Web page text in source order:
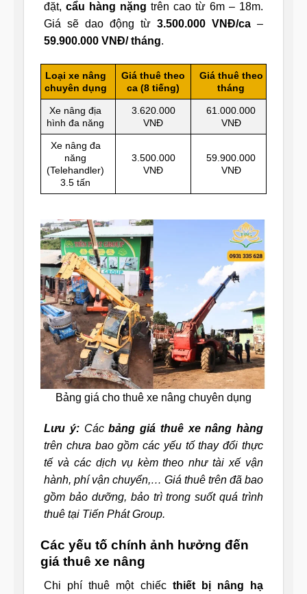
đặt, cẩu hàng nặng trên cao từ 6m – 18m.
Giá sẽ dao động từ 3.500.000 VNĐ/ca –
59.900.000 VNĐ/ tháng.
Loại xe nâng
chuyên dụng
Giá thuê theo
ca (8 tiếng)
Giá thuê theo
tháng
Xe nâng địa
hình đa năng
3.620.000
VNĐ
61.000.000
VNĐ
Xe nâng đa
năng
(Telehandler)
3.5 tấn
3.500.000
VNĐ
59.900.000
VNĐ
Bảng giá cho thuê xe nâng chuyên dụng
Lưu ý: Cácbảng giá thuê xe nâng hàng
trên chưa bao gồm các yếu tố thay đổi thực
tế và các dịch vụ kèm theo như tài xế vận
hành, phí vận chuyển,… Giá thuê trên đã bao
gồm bảo dưỡng, bảo trì trong suốt quá trình
thuê tại Tiến Phát Group.
Các yếu tố chính ảnh hưởng đến
giá thuê xe nâng
Chi phí thuê một chiếc thiết bị nâng hạ